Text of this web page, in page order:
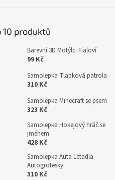
10 produktů
Barevní 3D Motýlci Fialoví
99 Kč
Samolepka Tlapková patrola
310 Kč
Samolepka Minecraft se psem
323 Kč
Samolepka Hokejový hráč se
jménem
428 Kč
Samolepka Auta Letadla
Autogrotesky
310 Kč